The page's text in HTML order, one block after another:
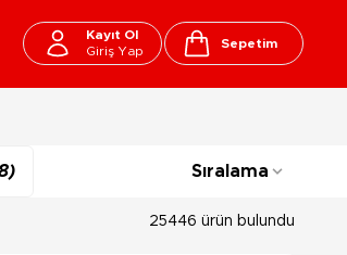
Kayıt Ol
Giriş Yap
Cart
Sepetim
Sıralama
25446 ürün bulundu